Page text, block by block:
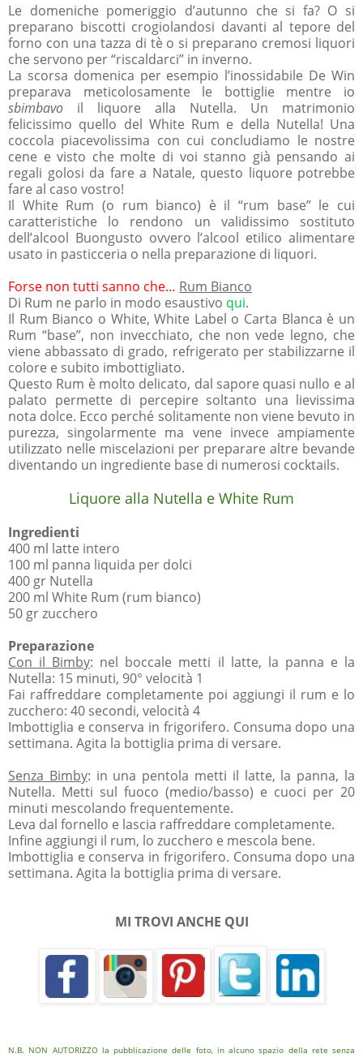
Le domeniche pomeriggio d’autunno che si fa? O si
preparano biscotti crogiolandosi davanti al tepore del
forno con una tazza di tè o si preparano cremosi liquori
che servono per “riscaldarci” in inverno.
La scorsa domenica per esempio l’inossidabile De Win
preparava meticolosamente le bottiglie mentre io
sbimbavo il liquore alla Nutella. Un matrimonio
felicissimo quello del White Rum e della Nutella! Una
coccola piacevolissima con cui concludiamo le nostre
cene e visto che molte di voi stanno già pensando ai
regali golosi da fare a Natale, questo liquore potrebbe
fare al caso vostro!
Il White Rum (o rum bianco) è il “rum base” le cui
caratteristiche lo rendono un validissimo sostituto
dell’alcool Buongusto ovvero l’alcool etilico alimentare
usato in pasticceria o nella preparazione di liquori.
Forse non tutti sanno che… Rum Bianco
Di Rum ne parlo in modo esaustivo qui.
Il Rum Bianco o White, White Label o Carta Blanca è un
Rum “base”, non invecchiato, che non vede legno, che
viene abbassato di grado, refrigerato per stabilizzarne il
colore e subito imbottigliato.
Questo Rum è molto delicato, dal sapore quasi nullo e al
palato permette di percepire soltanto una lievissima
nota dolce. Ecco perché solitamente non viene bevuto in
purezza, singolarmente ma vene invece ampiamente
utilizzato nelle miscelazioni per preparare altre bevande
diventando un ingrediente base di numerosi cocktails.
Liquore alla Nutella e White Rum
Ingredienti
400 ml latte intero
100 ml panna liquida per dolci
400 gr Nutella
200 ml White Rum (rum bianco)
50 gr zucchero
Preparazione
Con il Bimby: nel boccale metti il latte, la panna e la
Nutella: 15 minuti, 90° velocità 1
Fai raffreddare completamente poi aggiungi il rum e lo
zucchero: 40 secondi, velocità 4
Imbottiglia e conserva in frigorifero. Consuma dopo una
settimana. Agita la bottiglia prima di versare.
Senza Bimby: in una pentola metti il latte, la panna, la
Nutella. Metti sul fuoco (medio/basso) e cuoci per 20
minuti mescolando frequentemente.
Leva dal fornello e lascia raffreddare completamente.
Infine aggiungi il rum, lo zucchero e mescola bene.
Imbottiglia e conserva in frigorifero. Consuma dopo una
settimana. Agita la bottiglia prima di versare.
MI TROVI ANCHE QUI
N.B. NON AUTORIZZO la pubblicazione delle foto, in alcuno spazio della rete senza